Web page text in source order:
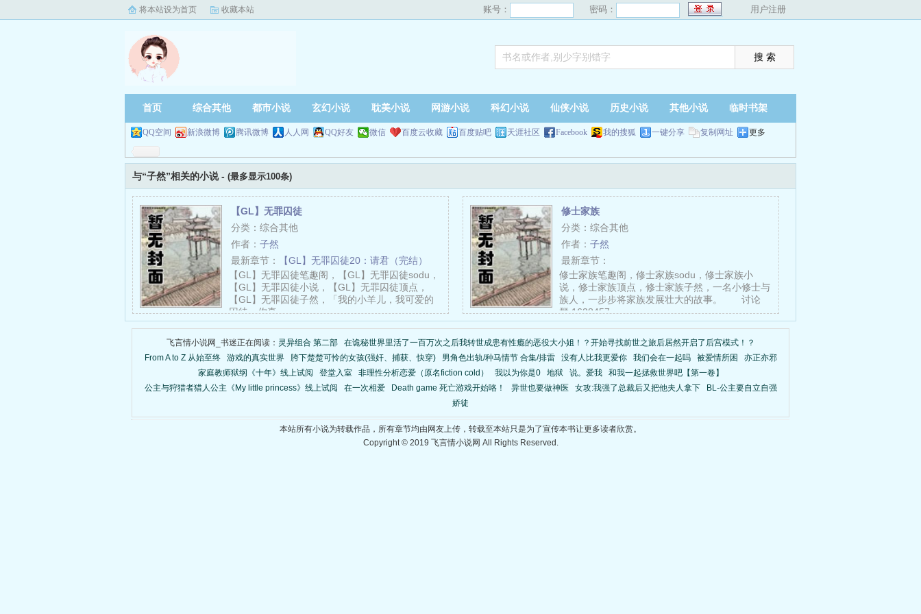
将本站设为首页 收藏本站 账号： 密码： 用户注册
首页 综合其他 都市小说 玄幻小说 耽美小说 网游小说 科幻小说 仙侠小说 历史小说 其他小说 临时书架
QQ空间 新浪微博 腾讯微博 人人网 QQ好友 微信 百度云收藏 百度贴吧 天涯社区 Facebook 我的搜狐 一键分享 复制网址 更多
与“子然”相关的小说 - (最多显示100条)
【GL】无罪囚徒
分类：综合其他
作者： 子然
最新章节：
【GL】无罪囚徒20：请君（完结）
【GL】无罪囚徒笔趣阁，【GL】无罪囚徒sodu，
【GL】无罪囚徒小说，【GL】无罪囚徒顶点，
【GL】无罪囚徒子然，「我的小羊儿，我可爱的
囚徒，你真……
修士家族
分类：综合其他
作者： 子然
最新章节：
修士家族笔趣阁，修士家族sodu，修士家族小
说，修士家族顶点，修士家族子然，一名小修士与
族人，一步步将家族发展壮大的故事。 讨论
群:1628457……
飞言情小说网_书迷正在阅读： 灵异组合 第二部
在诡秘世界里活了一百万次之后我转世成患有性瘾的恶役大小姐！？开始寻找前世之旅后居然开启了后宫模式！？
From A to Z 从始至终
游戏的真实世界 胯下楚楚可怜的女孩(强奸、捕获、快穿) 男角色出轨/种马情节 合集/排雷 没有人比我更爱你 我们会在一起吗 被爱情所困
亦正亦邪
家庭教师狱纲《十年》线上试阅
登堂入室 非理性分析恋爱（原名fiction cold） 我以为你是0 地狱 说。爱我
和我一起拯救世界吧【第一卷】
公主与狩猎者猎人公主《My little princess》线上试阅
在一次相爱 Death game 死亡游戏开始咯！ 异世也要做神医 女攻:我强了总裁后又把他夫人拿下
BL-公主要自立自强
娇徒
本站所有小说为转载作品，所有章节均由网友上传，转载至本站只是为了宣传本书让更多读者欣赏。
Copyright © 2019 飞言情小说网 All Rights Reserved.